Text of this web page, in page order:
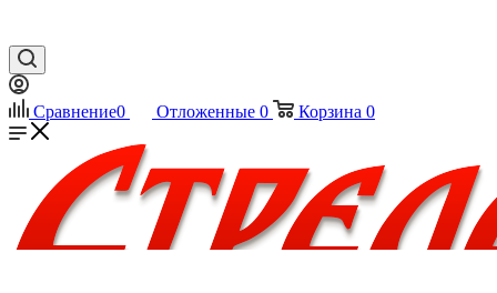
Сравнение0 Отложенные 0 Корзина 0